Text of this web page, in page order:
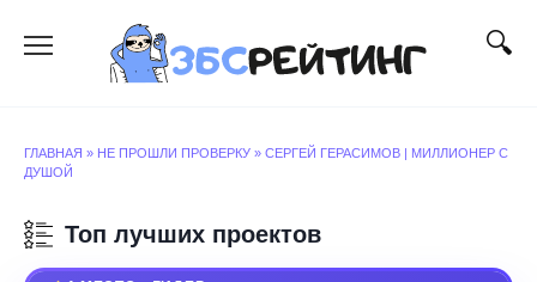
содержанию
ГЛАВНАЯ » НЕ ПРОШЛИ ПРОВЕРКУ » СЕРГЕЙ ГЕРАСИМОВ | МИЛЛИОНЕР С
ДУШОЙ
Топ лучших проектов